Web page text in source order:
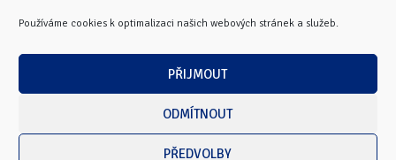
Používáme cookies k optimalizaci našich webových stránek a služeb.
PŘIJMOUT
ODMÍTNOUT
PŘEDVOLBY